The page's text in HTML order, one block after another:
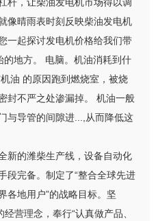
像晴雨表时刻反映柴油发电机
一起探讨发电机价格给我们带
地方。 电脑。机油消耗到什
油 的原因跑到燃烧室，被烧
封不严之处渗漏掉。 机油一般
与导管的间隙进...,从而降低这
新的潍柴生产线，设备自动化
段完备。制定了“整合全球先进
各地用户”的战略目标。坚
营理念，奉行“认真做产品、